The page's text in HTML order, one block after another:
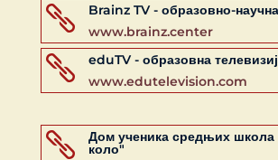

Brainz TV - образовно-
www.brainz.center

eduTV - образовна
www.edutelevision.com
 Дом ученика средњих школа
коло"